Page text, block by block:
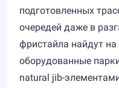
подготовленных
очередей даже в
фристайла найдут
оборудованные
natural jib-